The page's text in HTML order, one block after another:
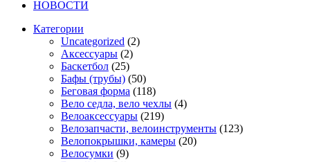
НОВОСТИ
Категории
Uncategorized (2)
Аксессуары (2)
Баскетбол (25)
Бафы (трубы) (50)
Беговая форма (118)
Вело седла, вело чехлы (4)
Велоаксессуары (219)
Велозапчасти, велоинструменты (123)
Велопокрышки, камеры (20)
Велосумки (9)